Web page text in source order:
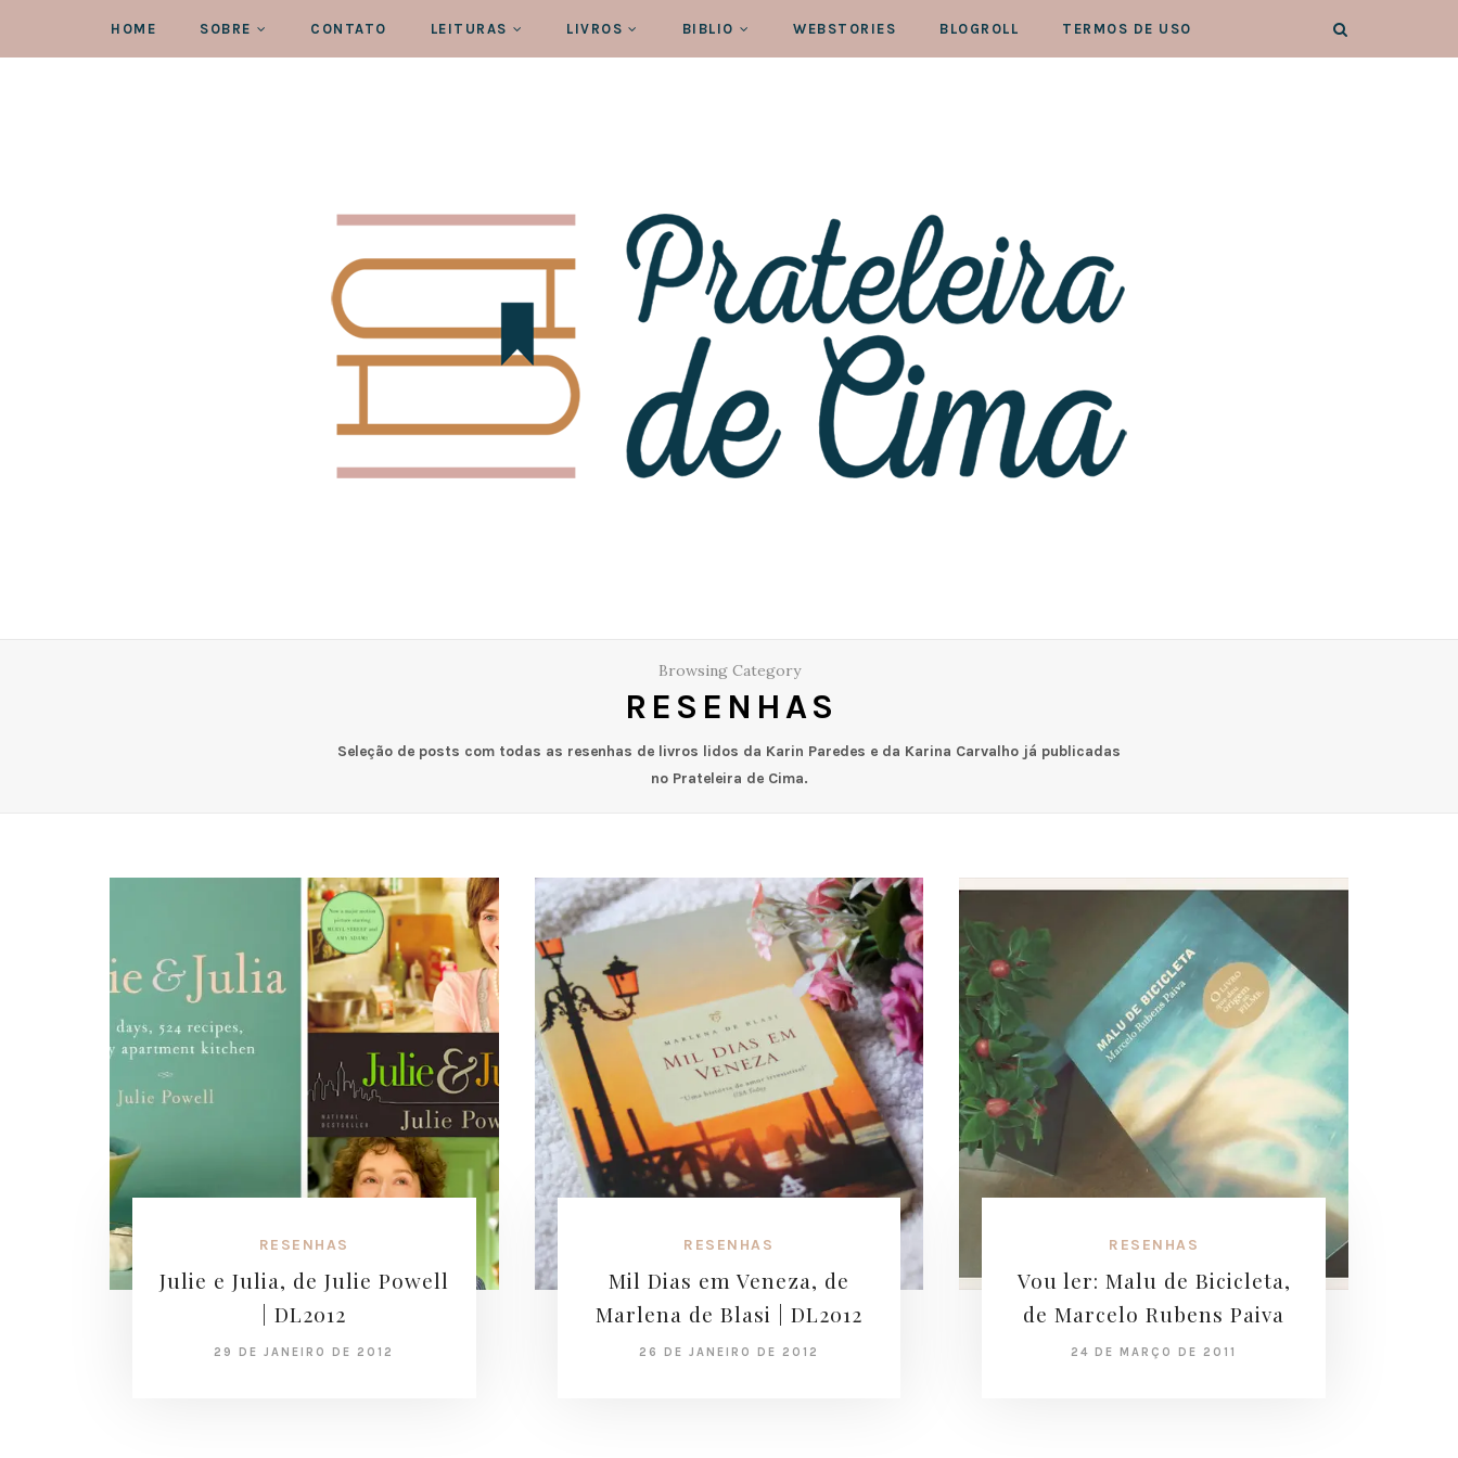
HOME SOBRE CONTATO LEITURAS LIVROS BIBLIO WEBSTORIES BLOGROLL TERMOS DE USO
Browsing Category
RESENHAS
Seleção de posts com todas as resenhas de livros lidos da Karin Paredes e da Karina Carvalho já publicadas
no Prateleira de Cima.
RESENHAS
Julie e Julia, de Julie Powell
| DL2012
29 DE JANEIRO DE 2012
RESENHAS
Mil Dias em Veneza, de
Marlena de Blasi | DL2012
26 DE JANEIRO DE 2012
RESENHAS
Vou ler: Malu de Bicicleta,
de Marcelo Rubens Paiva
24 DE MARÇO DE 2011